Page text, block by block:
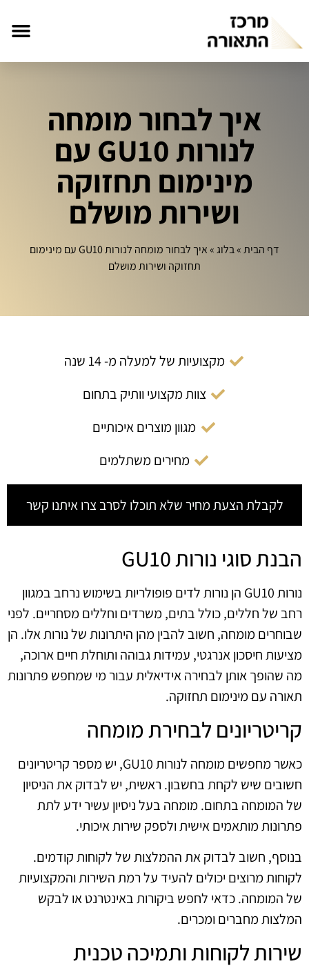
איך לבחור מומחה
לנורות GU10 עם
מינימום תחזוקה
ושירות מושלם
דף הבית»בלוג»
איך לבחור מומחה לנורות GU10 עם מינימום
תחזוקה ושירות מושלם
מקצועיות של למעלה מ- 14 שנה
צוות מקצועי וותיק בתחום
מגוון מוצרים איכותיים
מחירים משתלמים
לקבלת הצעת מחיר שלא תוכלו לסרב צרו איתנו קשר
הבנת סוגי נורות GU10
נורות GU10 הן נורות לדים פופולריות בשימוש נרחב במגוון
רחב של חללים, כולל בתים, משרדים וחללים מסחריים. לפני
שבוחרים מומחה, חשוב להבין מהן היתרונות של נורות אלו. הן
מציעות חיסכון אנרגטי, עמידות גבוהה ותוחלת חיים ארוכה,
מה שהופך אותן לבחירה אידיאלית עבור מי שמחפש פתרונות
תאורה עם מינימום תחזוקה.
קריטריונים לבחירת מומחה
כאשר מחפשים מומחה לנורות GU10, יש מספר קריטריונים
חשובים שיש לקחת בחשבון. ראשית, יש לבדוק את הניסיון
של המומחה בתחום. מומחה בעל ניסיון עשיר ידע לתת
פתרונות מותאמים אישית ולספק שירות איכותי.
בנוסף, חשוב לבדוק את ההמלצות של לקוחות קודמים.
לקוחות מרוצים יכולים להעיד על רמת השירות והמקצועיות
של המומחה. כדאי לחפש ביקורות באינטרנט או לבקש
המלצות מחברים ומכרים.
שירות לקוחות ותמיכה טכנית